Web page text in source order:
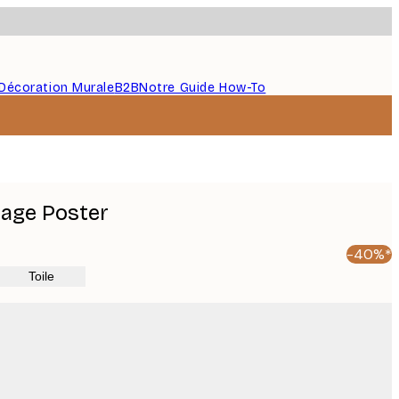
MuraleB2BNotre Guide How-To
Poster
-40%*
Toile